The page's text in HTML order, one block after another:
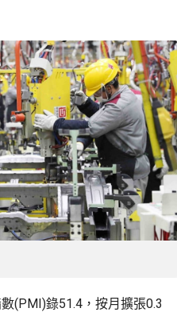
(PMI)錄51.4，按月擴張0.3